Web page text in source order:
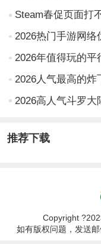
2026年值得玩的
2026人气最高的
推荐下载
Copyright
如有版权问题，发送